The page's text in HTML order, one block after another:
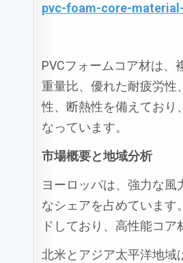
pvc-foam-core-
PVCフォームコア材は
重量比、優れた耐疲労性
性、断熱性を備えており
なっています。
市場概要と地域分析
ヨーロッパは、強力な風
なシェアを占めています
ドしており、高性能コア
北米とアジア太平洋地域